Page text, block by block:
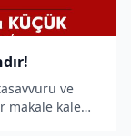
ve
kaleme